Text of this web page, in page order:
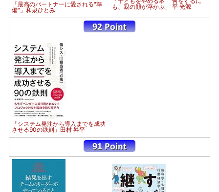
「最高のパートナーに愛される"準
備"」和泉ひとみ
も、親の顔が浮かぶ」 平 光源
「システム発注から導入までを成功
させる90の鉄則」田村 昇平